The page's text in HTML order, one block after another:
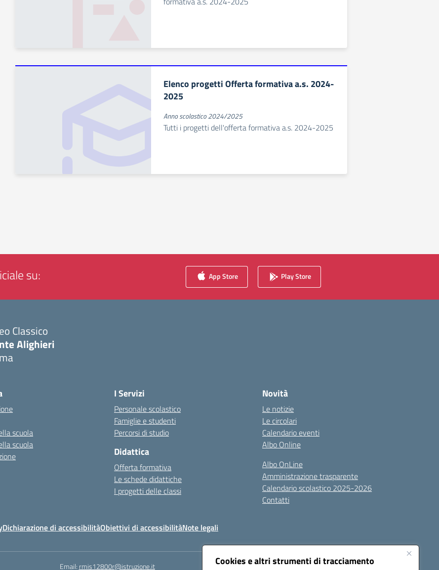
Cookies e altri strumenti di tracciamento
Elenco progetti Offerta formativa a.s. 2024-
2025
Anno scolastico 2024/2025
Tutti i progetti dell'offerta formativa a.s. 2024-2025
su: App Store Play Store
Classico
Alighieri
scuola
scuola
I Servizi
Personale scolastico
Famiglie e studenti
Percorsi di studio
Didattica
Offerta formativa
Le schede didattiche
I progetti delle classi
Novità
Le notizie
Le circolari
Calendario eventi
Albo Online
Albo OnLine
Amministrazione trasparente
Calendario scolastico 2025-2026
Contatti
Dichiarazione di accessibilitàObiettivi di accessibilitàNote legali
Email: rmis12800r@istruzione.it